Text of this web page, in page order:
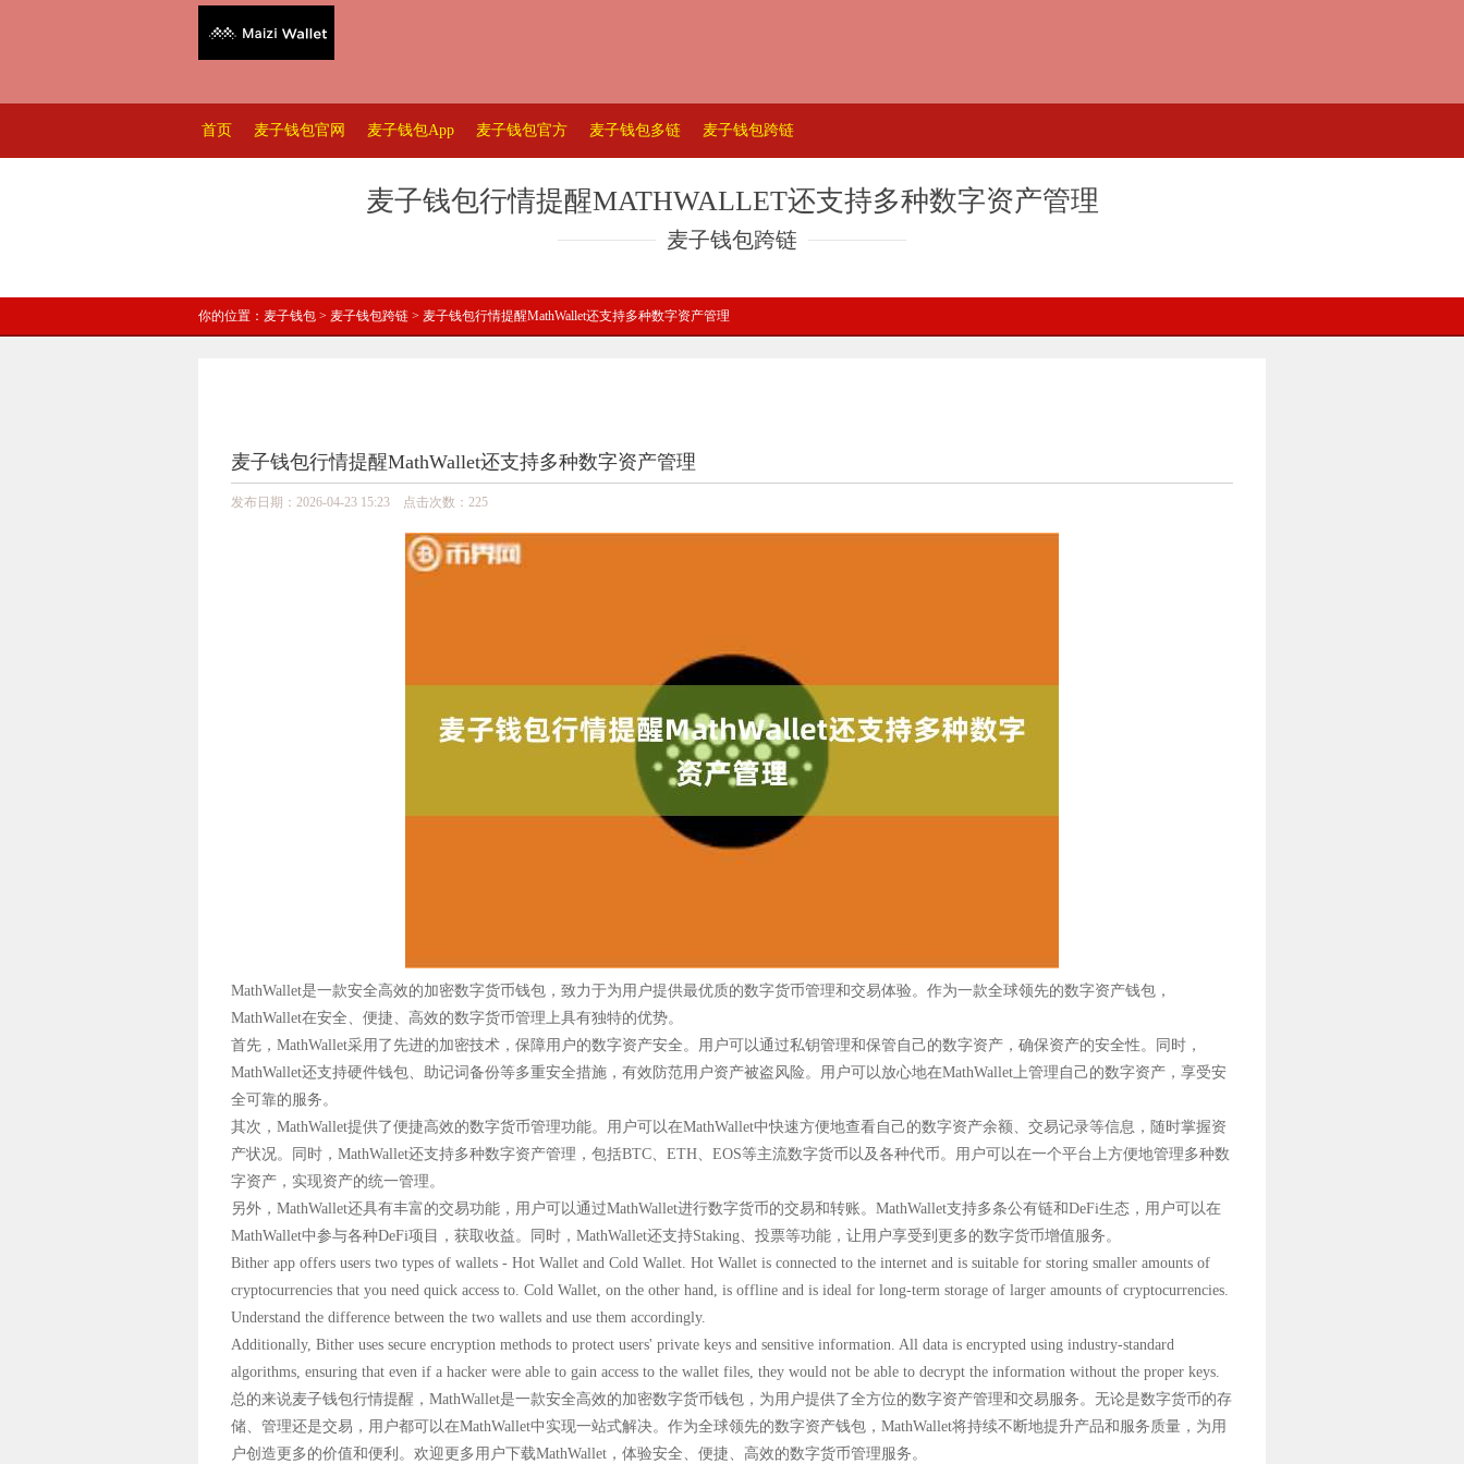
首页 麦子钱包官网 麦子钱包App 麦子钱包官方 麦子钱包多链 麦子钱包跨链
麦子钱包行情提醒MATHWALLET还支持多种数字资产管理
麦子钱包跨链
你的位置： 麦子钱包 > 麦子钱包跨链 > 麦子钱包行情提醒MathWallet还支持多种数字资产管理
麦子钱包行情提醒MathWallet还支持多种数字资产管理
发布日期：2026-04-23 15:23 点击次数：225
MathWallet是一款安全高效的加密数字货币钱包，致力于为用户提供最优质的数字货币管理和交易体验。作为一款全球领先的数字资产钱包，
MathWallet在安全、便捷、高效的数字货币管理上具有独特的优势。
首先，MathWallet采用了先进的加密技术，保障用户的数字资产安全。用户可以通过私钥管理和保管自己的数字资产，确保资产的安全性。同时，
MathWallet还支持硬件钱包、助记词备份等多重安全措施，有效防范用户资产被盗风险。用户可以放心地在MathWallet上管理自己的数字资产，享受安
全可靠的服务。
其次，MathWallet提供了便捷高效的数字货币管理功能。用户可以在MathWallet中快速方便地查看自己的数字资产余额、交易记录等信息，随时掌握资
产状况。同时，MathWallet还支持多种数字资产管理，包括BTC、ETH、EOS等主流数字货币以及各种代币。用户可以在一个平台上方便地管理多种数
字资产，实现资产的统一管理。
另外，MathWallet还具有丰富的交易功能，用户可以通过MathWallet进行数字货币的交易和转账。MathWallet支持多条公有链和DeFi生态，用户可以在
MathWallet中参与各种DeFi项目，获取收益。同时，MathWallet还支持Staking、投票等功能，让用户享受到更多的数字货币增值服务。
Bither app offers users two types of wallets - Hot Wallet and Cold Wallet. Hot Wallet is connected to the internet and is suitable for storing smaller amounts of
cryptocurrencies that you need quick access to. Cold Wallet, on the other hand, is offline and is ideal for long-term storage of larger amounts of cryptocurrencies.
Understand the difference between the two wallets and use them accordingly.
Additionally, Bither uses secure encryption methods to protect users' private keys and sensitive information. All data is encrypted using industry-standard
algorithms, ensuring that even if a hacker were able to gain access to the wallet files, they would not be able to decrypt the information without the proper keys.
总的来说麦子钱包行情提醒，MathWallet是一款安全高效的加密数字货币钱包，为用户提供了全方位的数字资产管理和交易服务。无论是数字货币的存
储、管理还是交易，用户都可以在MathWallet中实现一站式解决。作为全球领先的数字资产钱包，MathWallet将持续不断地提升产品和服务质量，为用
户创造更多的价值和便利。欢迎更多用户下载MathWallet，体验安全、便捷、高效的数字货币管理服务。